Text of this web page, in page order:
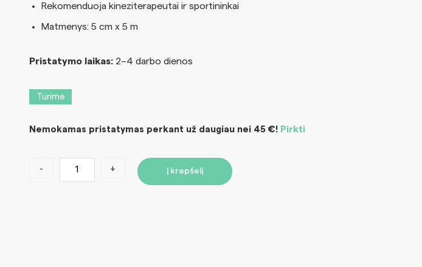
Rekomenduoja kineziterapeutai ir sportininkai
Matmenys: 5 cm x 5 m
Pristatymo laikas:2–4 darbo dienos
Turime
Nemokamas pristatymas perkant už daugiau nei 45 €! Pirkti
- + Į krepšelį